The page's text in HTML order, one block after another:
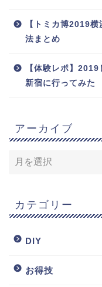
【トミカ博2019
法まとめ
【体験レポ】
新宿に行ってみた
アーカイブ
カテゴリー
DIY
お得技